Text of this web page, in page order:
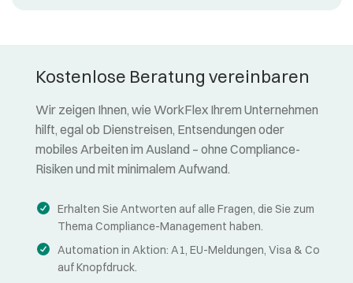
Kostenlose Beratung vereinbaren
Wir zeigen Ihnen, wie WorkFlex Ihrem Unternehmen
hilft, egal ob Dienstreisen, Entsendungen oder
mobiles Arbeiten im Ausland – ohne Compliance-
Risiken und mit minimalem Aufwand.
Erhalten Sie Antworten auf alle Fragen, die Sie zum
Thema Compliance-Management haben.
Automation in Aktion: A1, EU-Meldungen, Visa & Co
auf Knopfdruck.